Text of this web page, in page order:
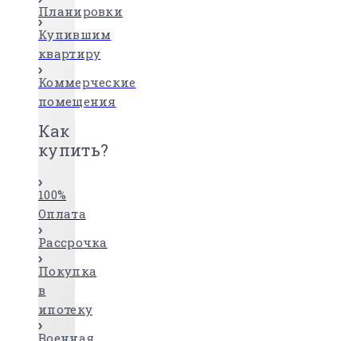
Планировки
Купившим
квартиру
Коммерческие
помещения
Как
купить?
100%
Оплата
Рассрочка
Покупка
в
ипотеку